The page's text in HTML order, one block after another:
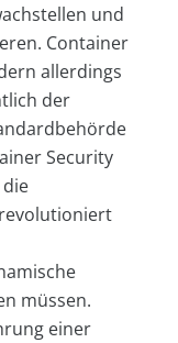
und
Container
allerdings
der
Security
müssen.
einer